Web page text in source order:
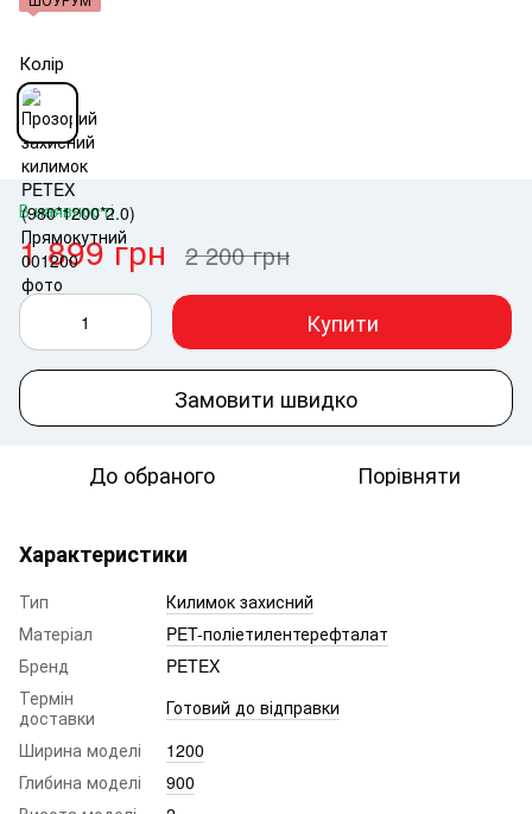
Колір
В наявності
1 899 грн 2 200 грн
Купити
Замовити швидко
До обраного Порівняти
Характеристики
Тип
Килимок захисний
Матеріал
PET-поліетилентерефталат
Бренд
PETEX
Термін
доставки
Готовий до відправки
Ширина моделі
1200
Глибина моделі
900